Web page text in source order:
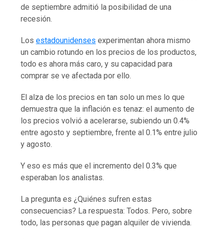
de septiembre admitió la posibilidad de una
recesión.
Losestadounidenses experimentan ahora mismo
un cambio rotundo en los precios de los productos,
todo es ahora más caro, y su capacidad para
comprar se ve afectada por ello.
El alza de los precios en tan solo un mes lo que
demuestra que la inflación es tenaz: el aumento de
los precios volvió a acelerarse, subiendo un 0.4%
entre agosto y septiembre, frente al 0.1% entre julio
y agosto.
Y eso es más que el incremento del 0.3% que
esperaban los analistas.
La pregunta es ¿Quiénes sufren estas
consecuencias? La respuesta: Todos. Pero, sobre
todo, las personas que pagan alquiler de vivienda.